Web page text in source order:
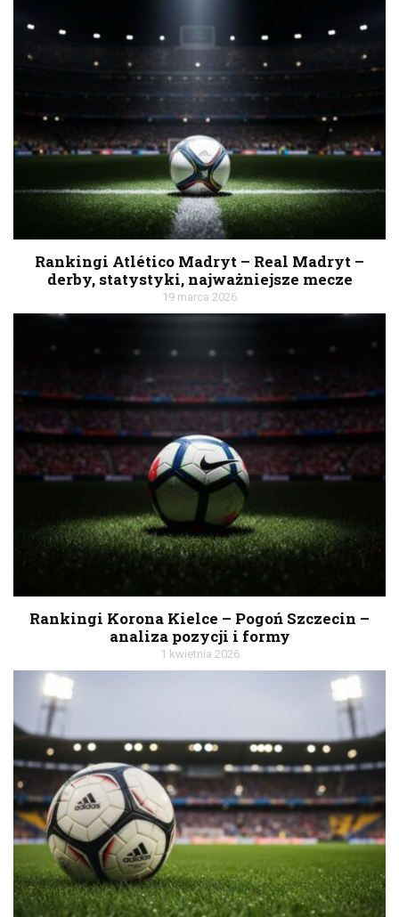
Rankingi Atlético Madryt – Real Madryt –
derby, statystyki, najważniejsze mecze
19 marca 2026
Rankingi Korona Kielce – Pogoń Szczecin –
analiza pozycji i formy
1 kwietnia 2026